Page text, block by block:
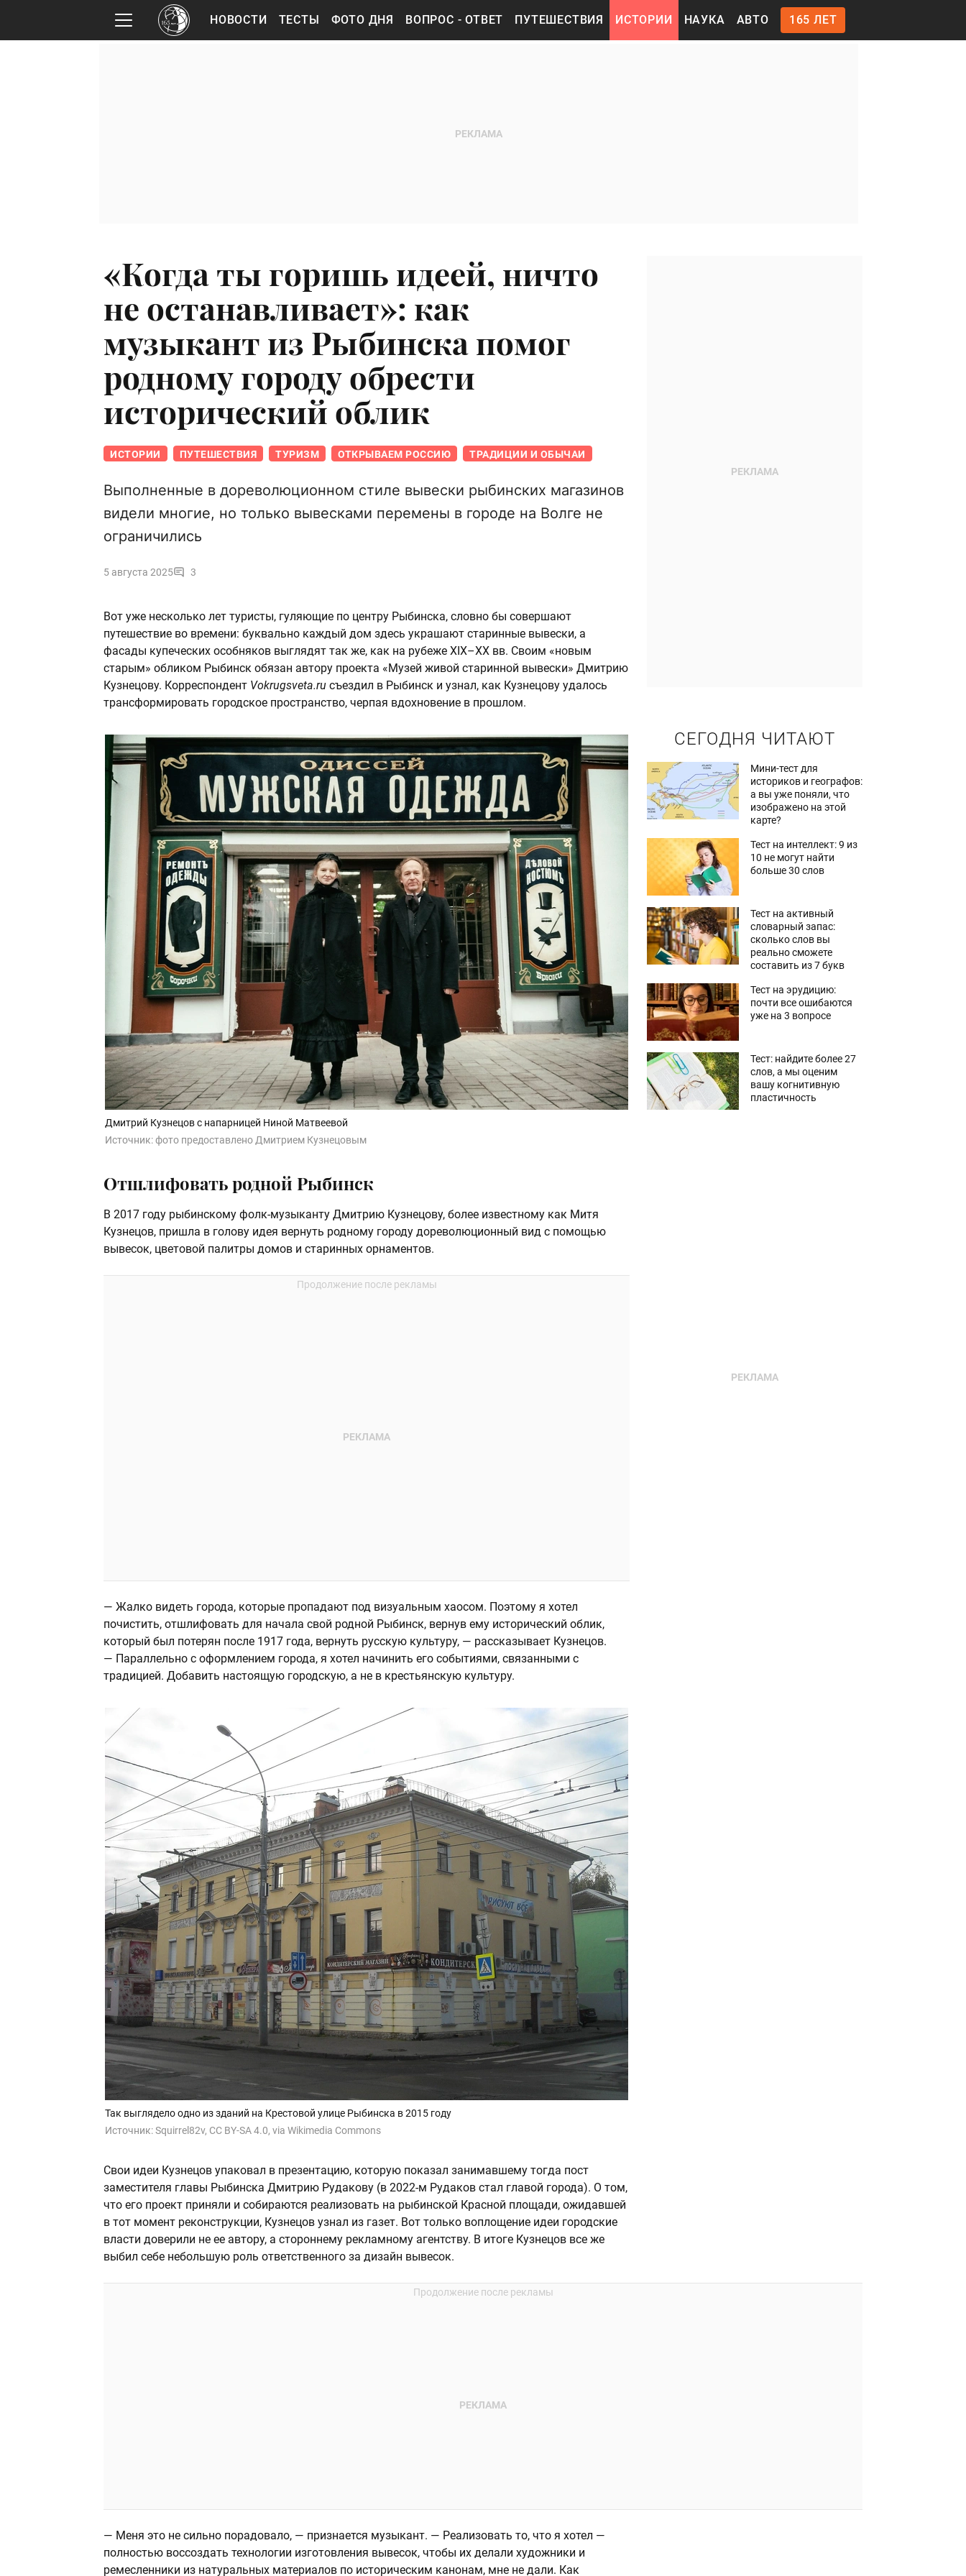
НОВОСТИ ТЕСТЫ ФОТО ДНЯ ВОПРОС - ОТВЕТ ПУТЕШЕСТВИЯ ИСТОРИИ НАУКА АВТО 165 ЛЕТ
«Когда ты горишь идеей, ничто
не останавливает»: как
музыкант из Рыбинска помог
родному городу обрести
исторический облик
ИСТОРИИ ПУТЕШЕСТВИЯ ТУРИЗМ ОТКРЫВАЕМ РОССИЮ ТРАДИЦИИ И ОБЫЧАИ
Выполненные в дореволюционном стиле вывески рыбинских магазинов
видели многие, но только вывесками перемены в городе на Волге не
ограничились
5 августа 2025 3
Вот уже несколько лет туристы, гуляющие по центру Рыбинска, словно бы совершают
путешествие во времени: буквально каждый дом здесь украшают старинные вывески, а
фасады купеческих особняков выглядят так же, как на рубеже XIX–XX вв. Своим «новым
старым» обликом Рыбинск обязан автору проекта «Музей живой старинной вывески» Дмитрию
Кузнецову. Корреспондент Vokrugsveta.ru съездил в Рыбинск и узнал, как Кузнецову удалось
трансформировать городское пространство, черпая вдохновение в прошлом.
Дмитрий Кузнецов с напарницей Ниной Матвеевой
Источник:фото предоставлено Дмитрием Кузнецовым
Отшлифовать родной Рыбинск
В 2017 году рыбинскому фолк-музыканту Дмитрию Кузнецову, более известному как Митя
Кузнецов, пришла в голову идея вернуть родному городу дореволюционный вид с помощью
вывесок, цветовой палитры домов и старинных орнаментов.
— Жалко видеть города, которые пропадают под визуальным хаосом. Поэтому я хотел
почистить, отшлифовать для начала свой родной Рыбинск, вернув ему исторический облик,
который был потерян после 1917 года, вернуть русскую культуру, — рассказывает Кузнецов.
— Параллельно с оформлением города, я хотел начинить его событиями, связанными с
традицией. Добавить настоящую городскую, а не в крестьянскую культуру.
Так выглядело одно из зданий на Крестовой улице Рыбинска в 2015 году
Источник:Squirrel82v, CC BY-SA 4.0, via Wikimedia Commons
Свои идеи Кузнецов упаковал в презентацию, которую показал занимавшему тогда пост
заместителя главы Рыбинска Дмитрию Рудакову (в 2022-м Рудаков стал главой города). О том,
что его проект приняли и собираются реализовать на рыбинской Красной площади, ожидавшей
в тот момент реконструкции, Кузнецов узнал из газет. Вот только воплощение идеи городские
власти доверили не ее автору, а стороннему рекламному агентству. В итоге Кузнецов все же
выбил себе небольшую роль ответственного за дизайн вывесок.
— Меня это не сильно порадовало, — признается музыкант. — Реализовать то, что я хотел —
полностью воссоздать технологии изготовления вывесок, чтобы их делали художники и
ремесленники из натуральных материалов по историческим канонам, мне не дали. Как
СЕГОДНЯ ЧИТАЮТ
Мини-тест для
историков и географов:
а вы уже поняли, что
изображено на этой
карте?
Тест на интеллект: 9 из
10 не могут найти
больше 30 слов
Тест на активный
словарный запас:
сколько слов вы
реально сможете
составить из 7 букв
Тест на эрудицию:
почти все ошибаются
уже на 3 вопросе
Тест: найдите более 27
слов, а мы оценим
вашу когнитивную
пластичность